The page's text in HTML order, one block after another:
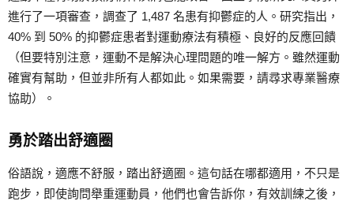
進行了一項審查，調查了 1,487 名患有抑鬱症的人。研究指出，
40% 到 50% 的抑鬱症患者對運動療法有積極、良好的反應回饋
（但要特別注意，運動不是解決心理問題的唯一解方。雖然運動
確實有幫助，但並非所有人都如此。如果需要，請尋求專業醫療
協助）。
勇於踏出舒適圈
俗語說，適應不舒服，踏出舒適圈。這句話在哪都適用，不只是
跑步，即使詢問舉重運動員，他們也會告訴你，有效訓練之後，